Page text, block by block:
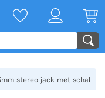
stereo jack met